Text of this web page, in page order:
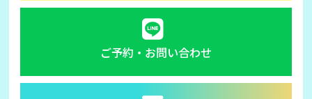
ご予約・お問い合わせ